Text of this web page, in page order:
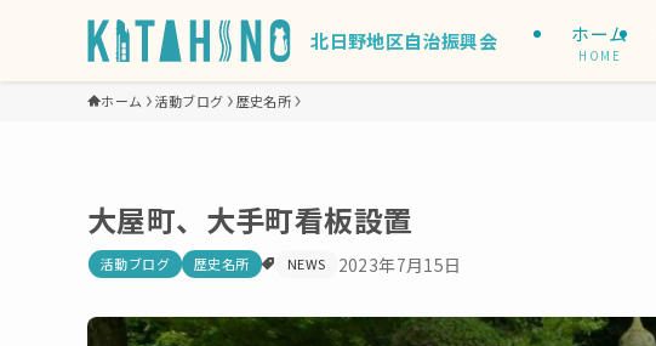
北日野地区自治振興会 ホーム
HOME
ホーム 活動ブログ 歴史名所
大屋町、大手町看板設置
活動ブログ 歴史名所 NEWS 2023年7月15日